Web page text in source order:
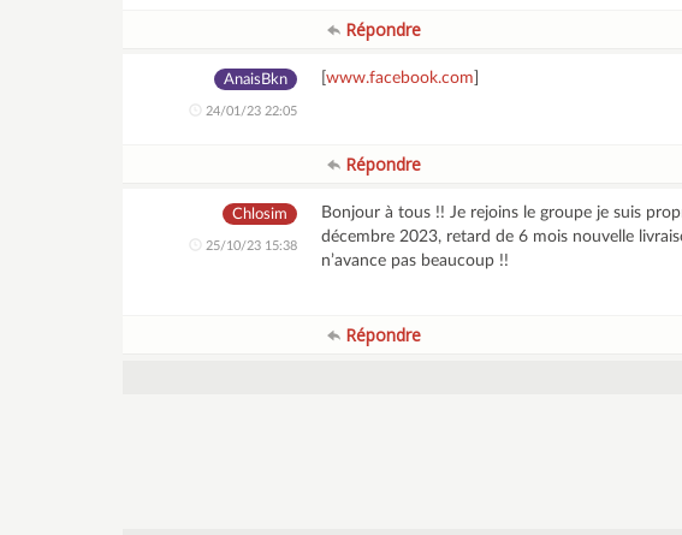
Répondre
AnaisBkn
24/01/23 22:05
[www.facebook.com
Répondre
Chlosim
25/10/23 15:38
Bonjour à tous !! Je rejoins le groupe je suis
décembre 2023, retard de 6 mois nouvelle
n’avance pas beaucoup !!
Répondre